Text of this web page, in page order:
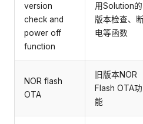
version
check and
power off
function
用Solution的
版本检查、
电等函数
NOR flash
OTA
旧版本NOR
Flash OTA功
能